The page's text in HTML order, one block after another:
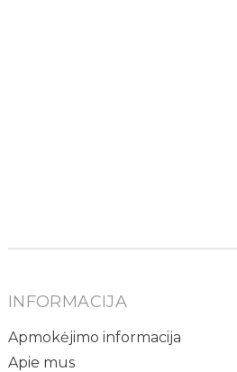
INFORMACIJA
Apmokėjimo informacija
Apie mus